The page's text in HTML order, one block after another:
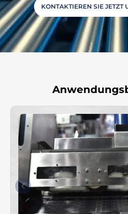
KONTAKTIEREN SIE JETZT